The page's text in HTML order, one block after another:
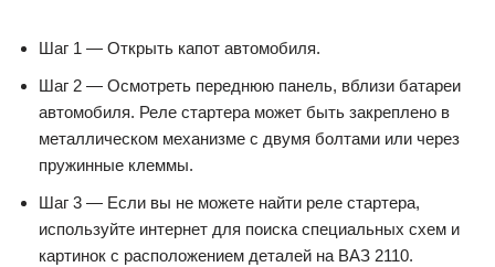
Шаг 1 — Открыть капот автомобиля.
Шаг 2 — Осмотреть переднюю панель, вблизи батареи
автомобиля. Реле стартера может быть закреплено в
металлическом механизме с двумя болтами или через
пружинные клеммы.
Шаг 3 — Если вы не можете найти реле стартера,
используйте интернет для поиска специальных схем и
картинок с расположением деталей на ВАЗ 2110.